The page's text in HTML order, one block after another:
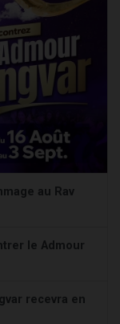
au Rav
le Admour
recevra en